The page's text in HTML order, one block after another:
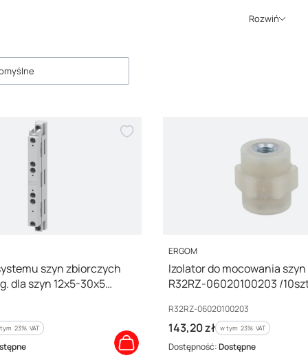
tych komponentów wpływa na żywotność i niezawodność całego
Rozwiń
szyn zbiorczych
dla szyn 12x5-30x5
%s VAT
23% VAT
PRODUCENT
ERGOM
Izolator do mocowania
R32RZ-06020100203 /
Kod producenta
R32RZ-06020100203
Cena brutto
143,20 zł w tym %s VAT
w tym 23% VAT
Dostępność:Dostępne